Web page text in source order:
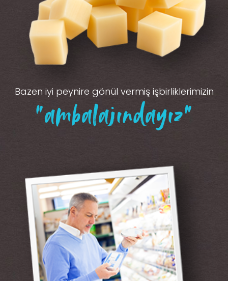
Bazen iyi peynire gönül vermiş işbirliklerimizin
“ambalajındayız”